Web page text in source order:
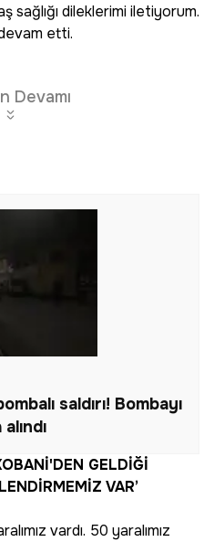
sağlığı dileklerimi iletiyorum.
etti.
Devamı
saldırı! Bombayı
GELDİĞİ
VAR’
vardı. 50 yaralımız